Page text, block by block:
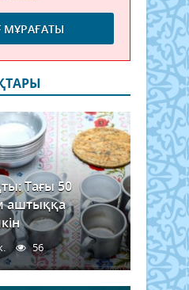
МҰРАҒАТЫ
Тағы 50
аштыққа
56